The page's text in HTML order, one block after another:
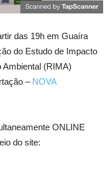
das 19h em Guaíra
do Estudo de Impacto
Ambiental (RIMA)
– NOVA
ONLINE
do site: